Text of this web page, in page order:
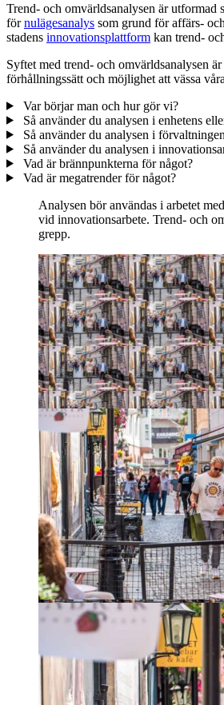
Trend- och omvärldsanalysen är utformad
förnulägesanalys som grund för affärs-
stadens innovationsplattform kan trend-
Syftet med trend- och omvärldsanalysen
förhållningssätt och möjlighet att vässa
Var börjar man och hur gör vi?
Så använder du analysen i enhetens
Så använder du analysen i
Så använder du analysen i
Vad är brännpunkterna för något?
Vad är megatrender för något?
Analysen bör användas i arbetet
vid innovationsarbete. Trend- och
grepp.